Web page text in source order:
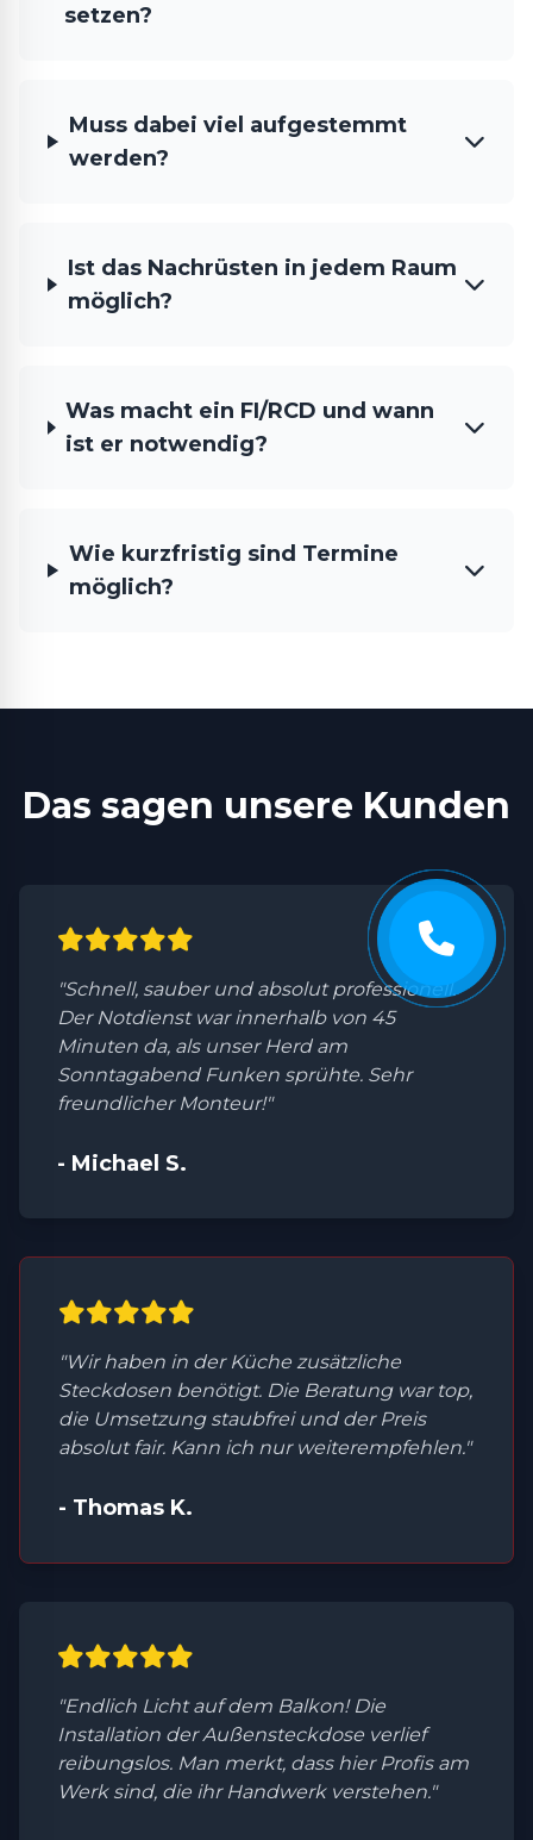
setzen?
Muss dabei viel aufgestemmt
werden?
Ist das Nachrüsten in jedem Raum
möglich?
Was macht ein FI/RCD und wann
ist er notwendig?
Wie kurzfristig sind Termine
möglich?
Das sagen unsere Kunden
"Schnell, sauber und absolut professionell.
Der Notdienst war innerhalb von 45
Minuten da, als unser Herd am
Sonntagabend Funken sprühte. Sehr
freundlicher Monteur!"
- Michael S.
"Wir haben in der Küche zusätzliche
Steckdosen benötigt. Die Beratung war top,
die Umsetzung staubfrei und der Preis
absolut fair. Kann ich nur weiterempfehlen."
- Thomas K.
"Endlich Licht auf dem Balkon! Die
Installation der Außensteckdose verlief
reibungslos. Man merkt, dass hier Profis am
Werk sind, die ihr Handwerk verstehen."